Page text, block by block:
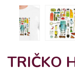
TRIČKO